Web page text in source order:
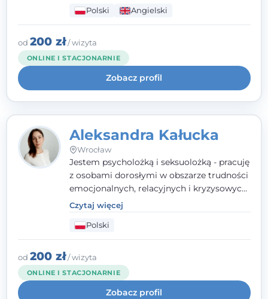
wypalenia zawodowego. Pracuję w języku
polskim i angielskim, w podejściu
humanistycznym, opartym na
partnerstwie i podmiotowości klienta.
Polski Angielski
od 200 zł/ wizyta
ONLINE I STACJONARNIE
Zobacz profil
Aleksandra Kałucka
Wrocław
Jestem psycholożką i seksuolożką - pracuję
z osobami dorosłymi w obszarze trudności
emocjonalnych, relacyjnych i kryzysowych,
w tym z osobami po doświadczeniach
przemocy. Ukończyłam psychologię
kliniczną oraz studia podyplomowe z
interwencji kryzysowej i seksuologii
klinicznej na SWPS we Wrocławiu. W pracy
kieruję się empatią, etyką zawodową i
uważnością na potrzeby klienta.
Czytaj więcej
Polski
od 200 zł/ wizyta
ONLINE I STACJONARNIE
Zobacz profil